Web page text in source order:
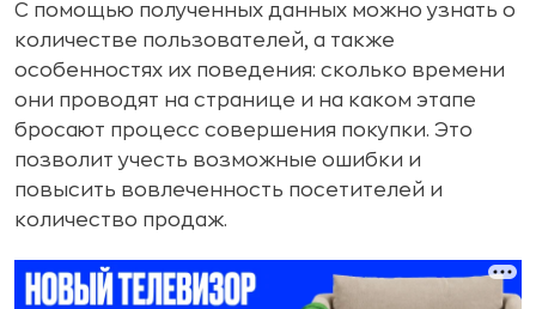
С помощью полученных данных можно узнать о
количестве пользователей, а также
особенностях их поведения: сколько времени
они проводят на странице и на каком этапе
бросают процесс совершения покупки. Это
позволит учесть возможные ошибки и
повысить вовлеченность посетителей и
количество продаж.